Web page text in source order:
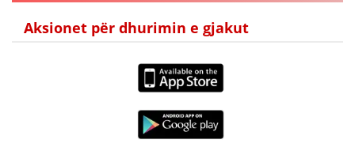
Aksionet për dhurimin e gjakut